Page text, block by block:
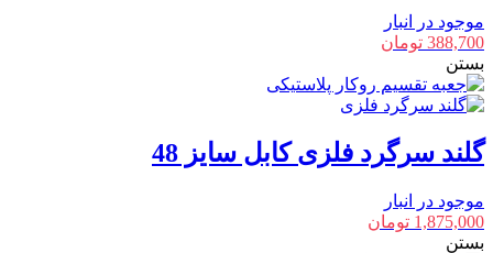
موجود در انبار
388,700 تومان
بستن
گلند سرگرد فلزی کابل سایز 48
موجود در انبار
1,875,000 تومان
بستن